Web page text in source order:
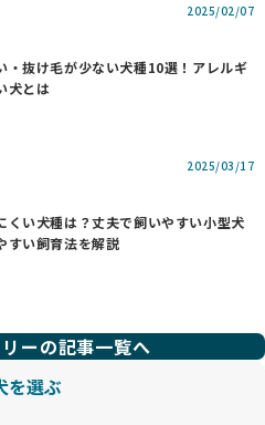
2025/02/07
・抜け毛が少ない犬種10選！アレルギ
犬とは
2025/03/17
くい犬種は？丈夫で飼いやすい小型犬
すい飼育法を解説
ーの記事一覧へ
を選ぶ